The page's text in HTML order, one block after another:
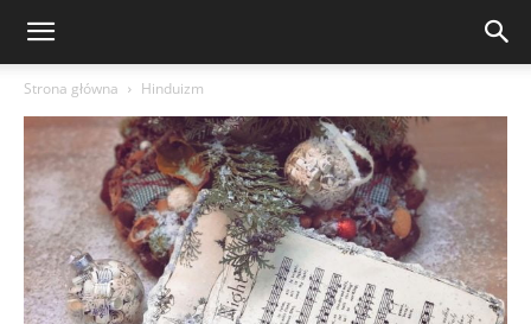
Strona główna Hinduizm